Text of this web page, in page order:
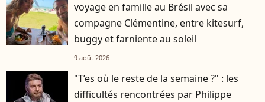
voyage en famille au Brésil avec sa
compagne Clémentine, entre kitesurf,
buggy et farniente au soleil
9 août 2026
"T’es où le reste de la semaine ?" : les
difficultés rencontrées par Philippe